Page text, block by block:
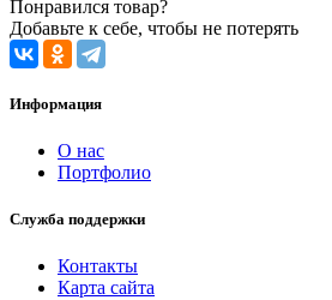
Понравился товар?
Добавьте к себе, чтобы не потерять
Информация
О нас
Портфолио
Служба поддержки
Контакты
Карта сайта